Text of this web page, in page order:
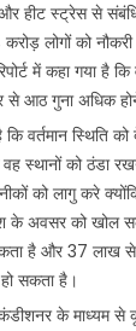
हीट स्ट्रेस से
लोगों को नौकरी
में कहा गया है
से आठ गुना अधिक
कि वर्तमान स्थिति
वह स्थानों को ठंडा
को लागु करे
के अवसर को खोल
है और 37 लाख से
सकता है।
के माध्यम से